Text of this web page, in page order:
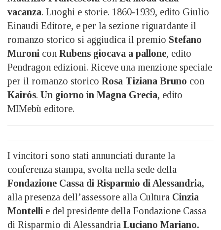
vacanza. Luoghi e storie. 1860-1939, edito Giulio
Einaudi Editore, e per la sezione riguardante il
romanzo storico si aggiudica il premio Stefano
Muroni con Rubens giocava a pallone, edito
Pendragon edizioni. Riceve una menzione speciale
per il romanzo storico Rosa Tiziana Bruno con
Kairós. Un giorno in Magna Grecia, edito
MIMebù editore.
I vincitori sono stati annunciati durante la
conferenza stampa, svolta nella sede della
Fondazione Cassa di Risparmio di Alessandria,
alla presenza dell’assessore alla Cultura Cinzia
Montelli e del presidente della Fondazione Cassa
di Risparmio di Alessandria Luciano Mariano.